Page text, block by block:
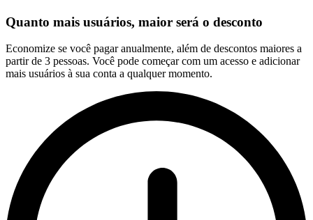
Quanto mais usuários, maior será o desconto
Economize se você pagar anualmente, além de descontos maiores a
partir de 3 pessoas. Você pode começar com um acesso e adicionar
mais usuários à sua conta a qualquer momento.